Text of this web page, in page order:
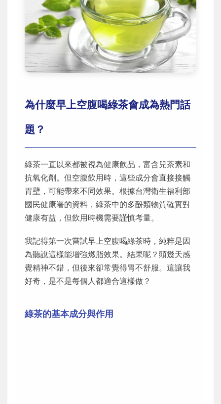
為什麼早上空腹喝綠茶會成為熱門話
題？
綠茶一直以來都被視為健康飲品，富含兒茶素和
抗氧化劑。但空腹飲用時，這些成分會直接接觸
胃壁，可能帶來不同效果。根據台灣衛生福利部
國民健康署的資料，綠茶中的多酚類物質確實對
健康有益，但飲用時機需要謹慎考量。
我記得第一次嘗試早上空腹喝綠茶時，純粹是因
為聽說這樣能增強燃脂效果。結果呢？頭幾天感
覺精神不錯，但後來卻常覺得胃不舒服。這讓我
好奇，是不是每個人都適合這樣做？
綠茶的基本成分與作用